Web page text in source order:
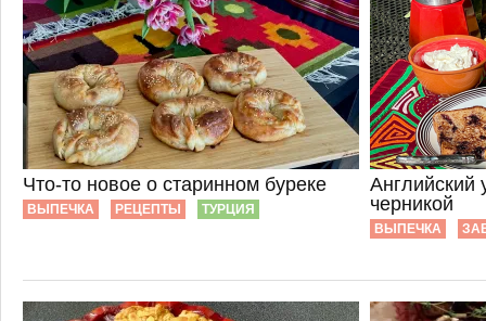
Что-то новое о старинном буреке
ВЫПЕЧКА РЕЦЕПТЫ ТУРЦИЯ
Английский
черникой
ВЫПЕЧКА